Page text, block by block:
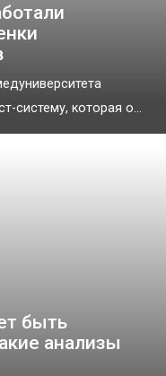
систему, которая о...
быть
анализы